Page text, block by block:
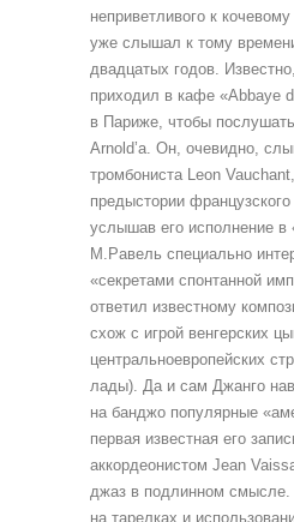
неприветливого к
уже слышал к тому
двадцатых годов.
приходил в кафе «Abbaye
в Париже, чтобы
Arnold’а. Он, очевидно,
тромбониста Leon
предыстории
услышав его исполнение в
М.Равель специально
«секретами спонтанной
ответил известному
схож с игрой венгерских
центральноевропейских
лады). Да и сам Джанго
на банджо популярные
первая известная его
аккордеонистом Jean
джаз в подлинном смысле.
на тарелках и